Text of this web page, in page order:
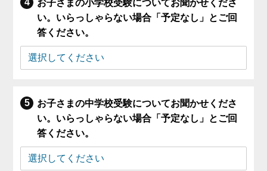
お子さまの小学校受験についてお聞かせくださ
い。いらっしゃらない場合「予定なし」とご回
答ください。
お子さまの中学校受験についてお聞かせくださ
い。いらっしゃらない場合「予定なし」とご回
答ください。